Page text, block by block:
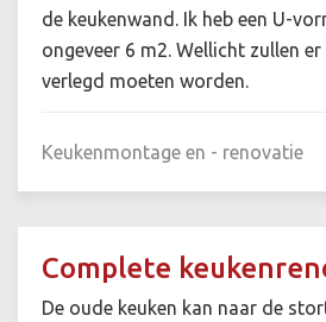
de keukenwand. Ik heb een U-
ongeveer 6 m2. Wellicht zullen
verlegd moeten worden.
Keukenmontage en - renovatie
Complete
De oude keuken kan naar de